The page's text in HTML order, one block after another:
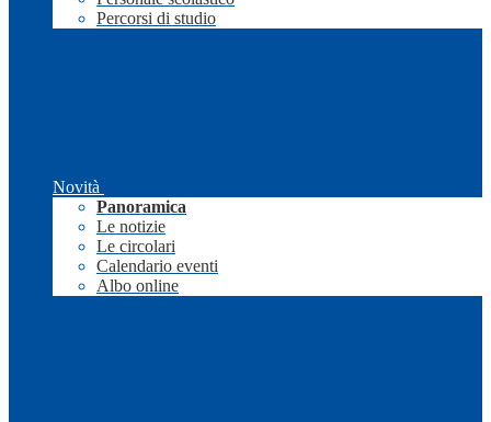
Percorsi di studio
Novità
Panoramica
Le notizie
Le circolari
Calendario eventi
Albo online